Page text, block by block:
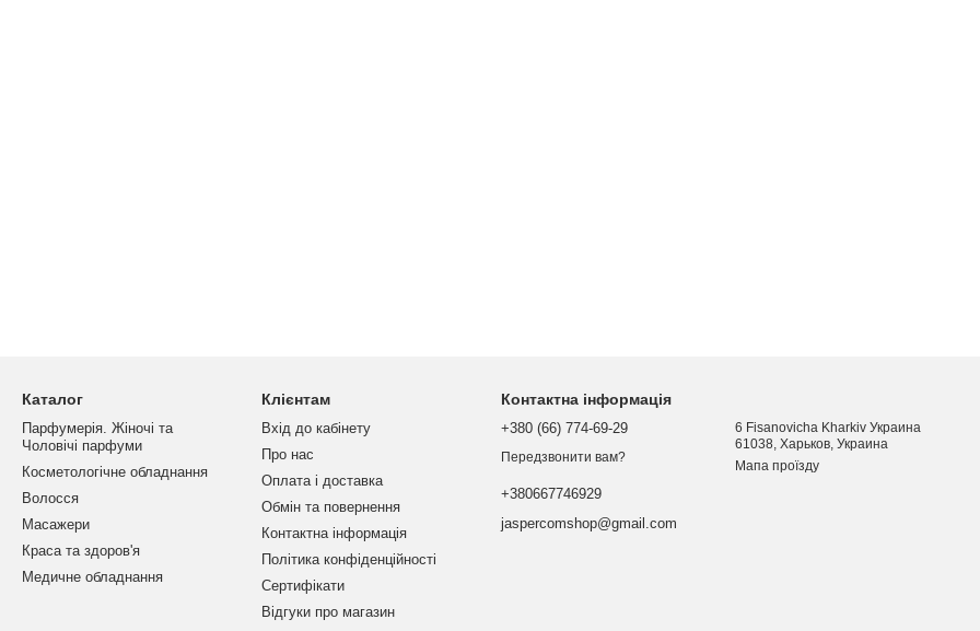
Каталог
Парфумерія. Жіночі та
Чоловічі парфуми
Косметологічне обладнання
Волосся
Масажери
Краса та здоров'я
Медичне обладнання
Клієнтам
Вхід до кабінету
Про нас
Оплата і доставка
Обмін та повернення
Контактна інформація
Політика конфіденційності
Сертифікати
Відгуки про магазин
Контактна інформація
+380 (66) 774-69-29
Передзвонити вам?
+380667746929
jaspercomshop@gmail.com
6 Fisanovicha Kharkiv Украина
61038, Харьков, Украина
Мапа проїзду